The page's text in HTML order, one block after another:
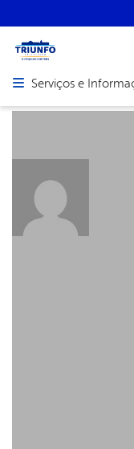
Abrir menu principal
Serviços e